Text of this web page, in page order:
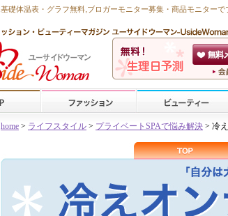
基礎体温表・グラフ無料 ,ブロガーモニター募集・商品モニターで
home > ライフスタイル > プライベートSPAで悩み解決 > 冷